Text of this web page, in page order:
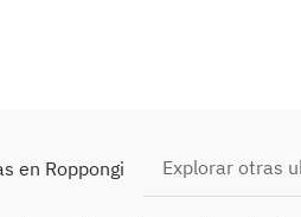
en Roppongi Explorar otras